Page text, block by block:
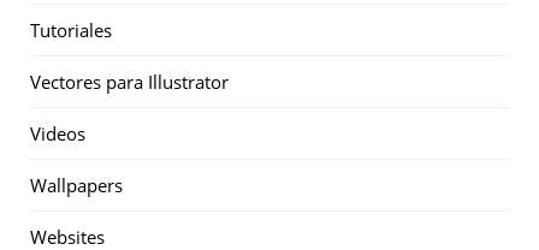
Tutoriales
Vectores para Illustrator
Videos
Wallpapers
Websites